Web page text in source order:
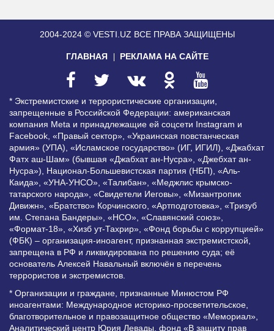
2004-2024 © VESTI.UZ ВСЕ ПРАВА ЗАЩИЩЕНЫ
ГЛАВНАЯ РЕКЛАМА НА САЙТЕ
* Экстремистские и террористические организации,
запрещенные в Российской Федерации: американская
компания Meta и принадлежащие ей соцсети Instagram и
Facebook, «Правый сектор», «Украинская повстанческая
армия» (УПА), «Исламское государство» (ИГ, ИГИЛ), «Джабхат
Фатх аш-Шам» (бывшая «Джабхат ан-Нусра», «Джебхат ан-
Нусра»), Национал-Большевистская партия (НБП), «Аль-
Каида», «УНА-УНСО», «Талибан», «Меджлис крымско-
татарского народа», «Свидетели Иеговы», «Мизантропик
Дивижн», «Братство» Корчинского, «Артподготовка», «Тризуб
им. Степана Бандеры», «НСО», «Славянский союз»,
«Формат-18», «Хизб ут-Тахрир», «Фонд борьбы с коррупцией»
(ФБК) – организация-иноагент, признанная экстремистской,
запрещена в РФ и ликвидирована по решению суда; её
основатель Алексей Навальный включён в перечень
террористов и экстремистов.
* Организации и граждане, признанные Минюстом РФ
иноагентами: Международное историко-просветительское,
благотворительное и правозащитное общество «Мемориал»,
Аналитический центр Юрия Левады, фонд «В защиту прав